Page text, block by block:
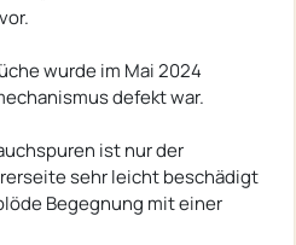
wurde im Mai 2024
defekt war.
ist nur der
sehr leicht beschädigt
Begegnung mit einer